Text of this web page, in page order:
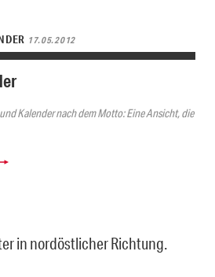
17.05.2012
Kalender nach dem Motto: Eine Ansicht, die
in nordöstlicher Richtung.